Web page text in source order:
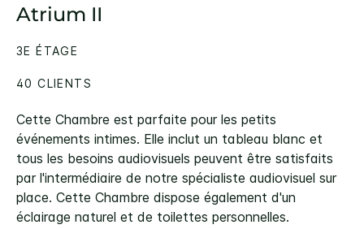
Atrium II
Cette Chambre est parfaite pour les petits
événements intimes. Elle inclut un tableau blanc et
tous les besoins audiovisuels peuvent être satisfaits
par l'intermédiaire de notre spécialiste audiovisuel sur
place. Cette Chambre dispose également d'un
éclairage naturel et de toilettes personnelles.
3E ÉTAGE
40 CLIENTS